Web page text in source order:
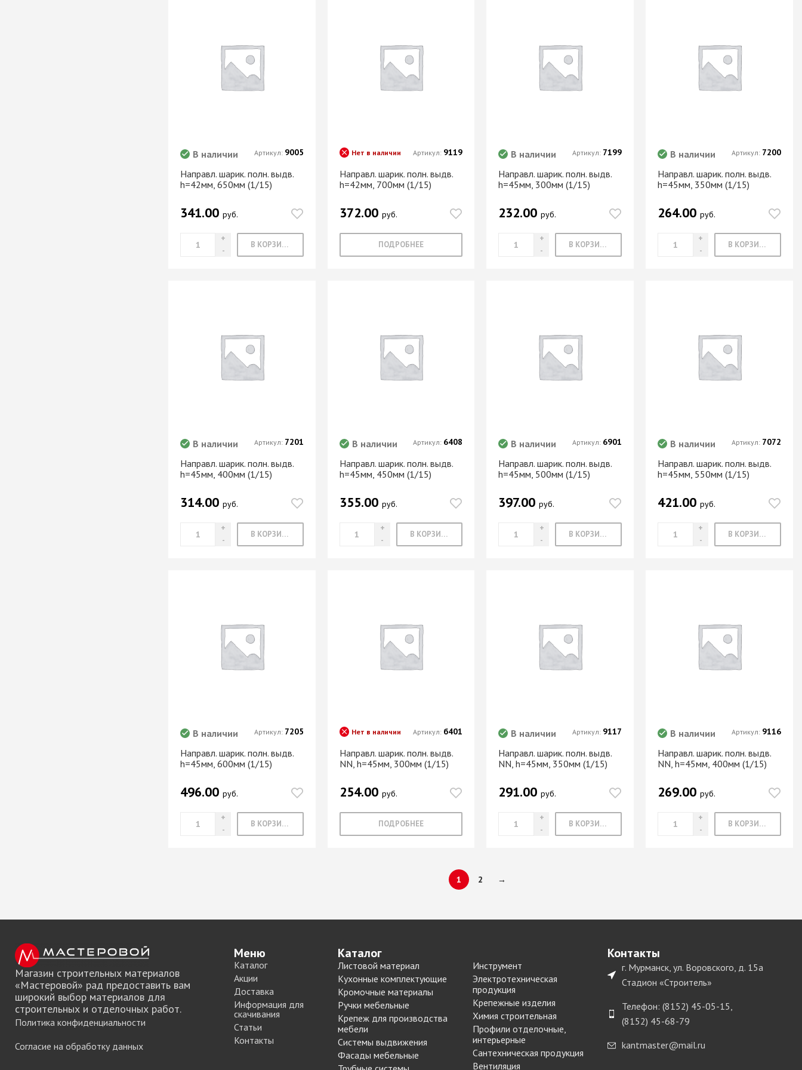
Подъемные механизмы
SKS Турция
Система шкафа-купе
АЛКОМ
+ еще 0 категории
производства
станков
Фрезы по дереву
Реставрационные
материалы
ВОСК МЕБЕЛЬНЫЙ
ВОСК МЕБЕЛЬНЫЙ
ТВЕРДЫЙ
оснащение мебели
Освещение для мебели
Удлиннители
Наполнение для
вентиляционные
Клей-расплав
Направл. шарик. полн. выдв.
h=42мм, 650мм (1/15)
В наличии
341.00 руб.
В КОРЗИНУ
Артикул: 9005
Направл. шарик. полн. выдв.
h=42мм, 700мм (1/15)
Нет в наличии
372.00 руб.
ПОДРОБНЕЕ
Артикул: 9119
Направл. шарик. полн. выдв.
h=45мм, 300мм (1/15)
В наличии
232.00руб.
В КОРЗИНУ
Артикул: 7199
Направл. шарик. полн. выдв.
h=45мм, 350мм (1/15)
В наличии
264.00руб.
В КОРЗИНУ
Артикул: 7200
Направл. шарик. полн. выдв.
h=45мм, 400мм (1/15)
В наличии
314.00 руб.
В КОРЗИНУ
Артикул: 7201
Направл. шарик. полн. выдв.
h=45мм, 450мм (1/15)
В наличии
355.00 руб.
В КОРЗИНУ
Артикул: 6408
Направл. шарик. полн. выдв.
h=45мм, 500мм (1/15)
В наличии
397.00руб.
В КОРЗИНУ
Артикул: 6901
Направл. шарик. полн. выдв.
h=45мм, 550мм (1/15)
В наличии
421.00руб.
В КОРЗИНУ
Артикул: 7072
Направл. шарик. полн. выдв.
h=45мм, 600мм (1/15)
В наличии
496.00 руб.
В КОРЗИНУ
Артикул: 7205
Направл. шарик. полн. выдв.
NN, h=45мм, 300мм (1/15)
Нет в наличии
254.00 руб.
ПОДРОБНЕЕ
Артикул: б401
Направл. шарик. полн. выдв.
NN, h=45мм, 350мм (1/15)
В наличии
291.00руб.
В КОРЗИНУ
Артикул: 9117
Направл. шарик. полн. выдв.
NN, h=45мм, 400мм (1/15)
В наличии
269.00руб.
В КОРЗИНУ
Артикул: 9116
1 2 →
Магазин строительных материалов
«Мастеровой» рад предоставить вам
широкий выбор материалов для
строительных и отделочных работ.
Политика конфиденциальности
Согласие на обработку данных
Меню
Каталог
Акции
Доставка
Информация для
скачивания
Статьи
Контакты
Каталог
Листовой материал
Кухонные комплектующие
Кромочные материалы
Ручки мебельные
Крепеж для производства
мебели
Системы выдвижения
Фасады мебельные
Инструмент
Электротехническая
продукция
Крепежные изделия
Химия строительная
Профили отделочные,
интерьерные
Сантехническая продукция
Вентиляция
Контакты
г. Мурманск, ул. Воровского, д. 15а
Стадион «Строитель»
Телефон: (8152) 45-05-15,
(8152) 45-68-79
kantmaster@mail.ru